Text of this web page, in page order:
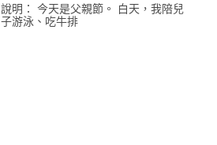
說明： 今天是父親節。 白天，我陪兒
子游泳、吃牛排